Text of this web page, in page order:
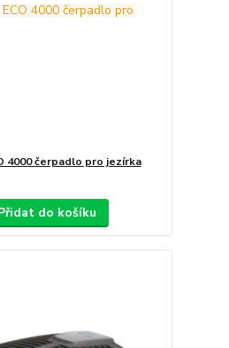
4000 čerpadlo pro jezírka
do košíku